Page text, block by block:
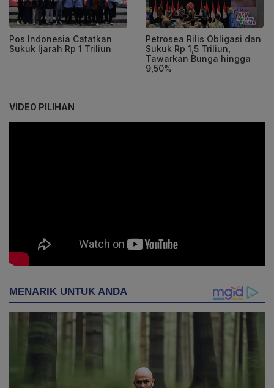
Pos Indonesia Catatkan
Sukuk Ijarah Rp 1 Triliun
Petrosea Rilis Obligasi dan
Sukuk Rp 1,5 Triliun,
Tawarkan Bunga hingga
9,50%
VIDEO PILIHAN